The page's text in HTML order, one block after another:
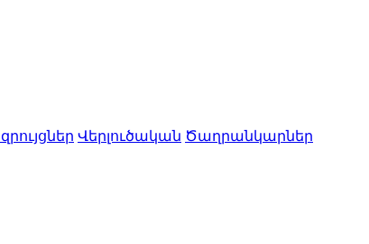
Վերլուծական Ծաղրանկարներ